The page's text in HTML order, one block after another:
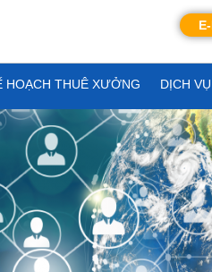
HOẠCH THUÊ XƯỞNG DỊCH